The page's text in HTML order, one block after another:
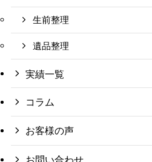
生前整理
遺品整理
実績一覧
コラム
お客様の声
お問い合わせ